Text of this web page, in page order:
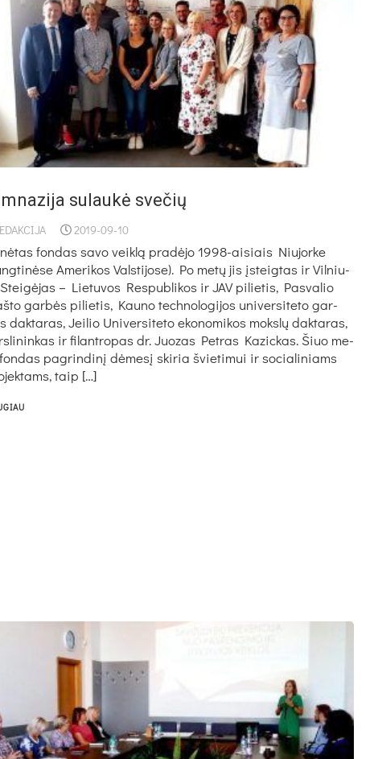
sulaukė svečių
2019-09-10
fon­das sa­vo veik­lą pra­dė­jo 1998-ai­siais Niu­jor­ke
Ame­ri­kos Vals­ti­jo­se). Po me­tų jis įsteig­tas ir Vil­niu­
– Lie­tu­vos Res­pub­li­kos ir JAV pi­lie­tis, Pas­va­lio
gar­bės pi­lie­tis, Kau­no tech­no­lo­gi­jos uni­ver­si­te­to gar­
dak­ta­ras, Jei­lio Uni­ver­si­te­to eko­no­mi­kos moks­lų dak­ta­ras,
ir fi­lant­ro­pas dr. Juo­zas Pet­ras Ka­zic­kas. Šiuo me­
pa­grin­di­nį dė­me­sį ski­ria švie­ti­mui ir so­cia­li­niams
taip […]